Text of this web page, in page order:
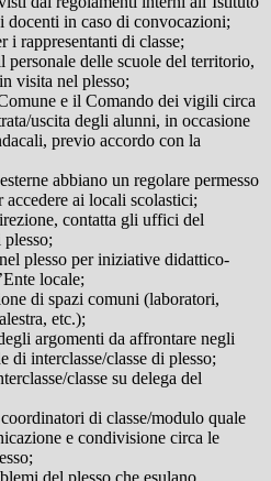
docenti in caso di convocazioni;
i rappresentanti di classe;
personale delle scuole del territorio,
visita nel plesso;
e il Comando dei vigili circa
uscita degli alunni, in occasione
previo accordo con la
abbiano un regolare permesso
ai locali scolastici;
contatta gli uffici del
plesso per iniziative didattico-
locale;
di spazi comuni (laboratori,
etc.);
argomenti da affrontare negli
di interclasse/classe di plesso;
classe su delega del
di classe/modulo quale
e condivisione circa le